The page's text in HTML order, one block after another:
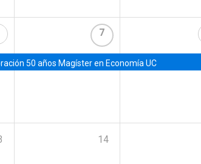
50 años Magíster en Economía UC
7
14